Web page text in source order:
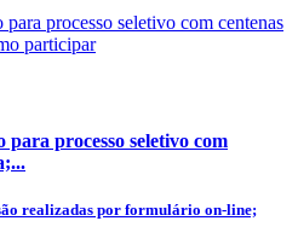
processo seletivo com
realizadas por formulário on-line;